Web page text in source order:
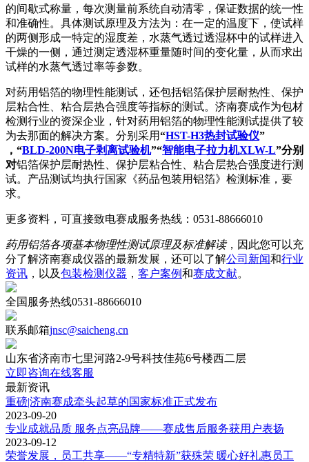
的间歇式称量，每次测量前系统自动清零，保证数据的统一性
和准确性。具体测试原理及方法为：在一定的温度下，使试样
的两侧形成一特定的湿度差，水蒸气透过透湿杯中的试样进入
干燥的一侧，通过测定透湿杯重量随时间的变化量，从而求出
试样的水蒸气透过率等参数。
对药用铝箔的物理性能测试，还包括铝箔保护层耐热性、保护
层粘合性、粘合层热合强度等指标的测试。济南赛成作为包材
检测行业的资深企业，针对药用铝箔的物理性能测试提供了较
为去那面的解决方案。分别采用“HST-H3热封试验仪”
，“BLD-200N电子剥离试验机”“智能电子拉力机XLW-L”分别
对铝箔保护层耐热性、保护层粘合性、粘合层热合强度进行测
试。产品测试均执行国家《药品包装用铝箔》检测标准，要
求。
更多资料，可直接致电赛成服务热线：0531-88666010
药用铝箔各项基本物理性测试原理及标准解读，因此您可以充
分了解济南赛成仪器的最新发展，还可以了解公司新闻和行业
资讯 ，以及包装检测仪器 ， 客户案例和赛成文献。
全国服务热线0531-88666010
联系邮箱jnsc@saicheng.cn
山东省济南市七里河路2-9号科技佳苑6号楼西二层
立即咨询在线客服
最新资讯
重磅|济南赛成牵头起草的国家标准正式发布
2023-09-20
专业成就品质 服务点亮品牌——赛成售后服务获用户表扬
2023-09-12
荣誉发展，员工共享——“专精特新”获殊荣 暖心好礼惠员工